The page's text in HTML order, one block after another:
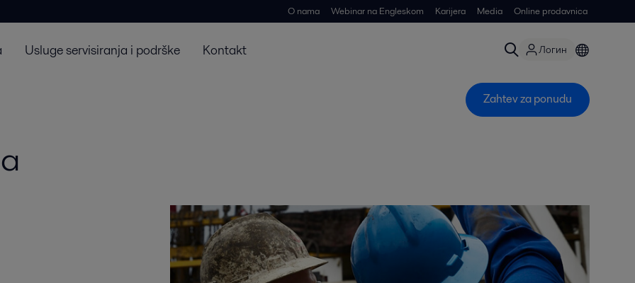
O nama Webinar na Engleskom Karijera Media Online prodavnica
Usluge servisiranja i podrške Kontakt Логин
Zahtev za ponudu